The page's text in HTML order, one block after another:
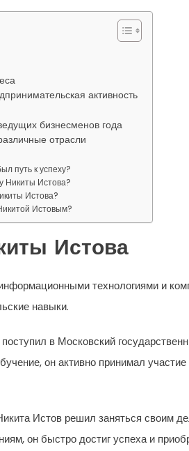
активность
бизнесменов года
отрасли
путь к успеху?
Никиты Истова?
Истова?
Истовым?
Истова
технологиями и
навыки.
в Московский
он активно принимал
Истов решил заняться своим
он быстро достиг успеха и